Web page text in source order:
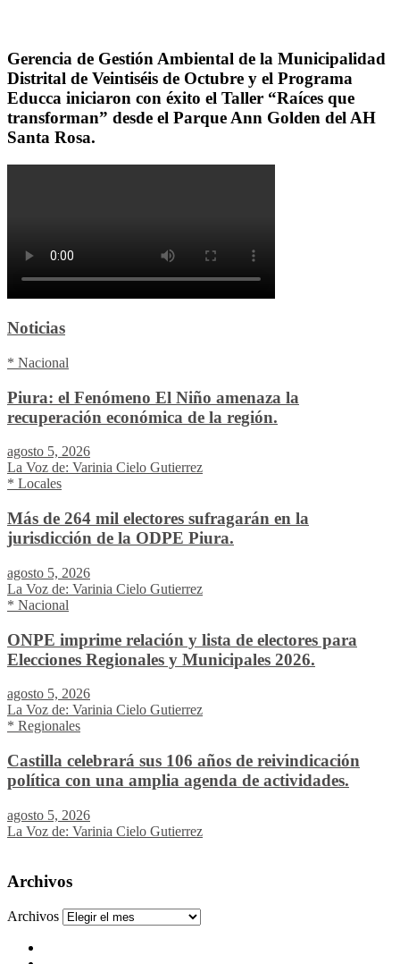
Gerencia de Gestión Ambiental de la Municipalidad
Distrital de Veintiséis de Octubre y el Programa
Educca iniciaron con éxito el Taller “Raíces que
transforman” desde el Parque Ann Golden del AH
Santa Rosa.
Noticias
* Nacional
Piura: el Fenómeno El Niño amenaza la
recuperación económica de la región.
agosto 5, 2026
La Voz de: Varinia Cielo Gutierrez
* Locales
Más de 264 mil electores sufragarán en la
jurisdicción de la ODPE Piura.
agosto 5, 2026
La Voz de: Varinia Cielo Gutierrez
* Nacional
ONPE imprime relación y lista de electores para
Elecciones Regionales y Municipales 2026.
agosto 5, 2026
La Voz de: Varinia Cielo Gutierrez
* Regionales
Castilla celebrará sus 106 años de reivindicación
política con una amplia agenda de actividades.
agosto 5, 2026
La Voz de: Varinia Cielo Gutierrez
Archivos
Archivos